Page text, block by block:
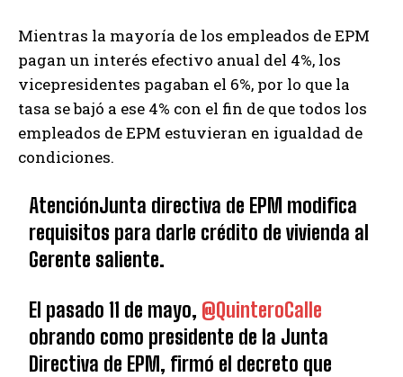
Mientras la mayoría de los empleados de EPM
pagan un interés efectivo anual del 4%, los
vicepresidentes pagaban el 6%, por lo que la
tasa se bajó a ese 4% con el fin de que todos los
empleados de EPM estuvieran en igualdad de
condiciones.
AtenciónJunta directiva de EPM modifica
requisitos para darle crédito de vivienda al
Gerente saliente.
El pasado 11 de mayo, @QuinteroCalle
obrando como presidente de la Junta
Directiva de EPM, firmó el decreto que